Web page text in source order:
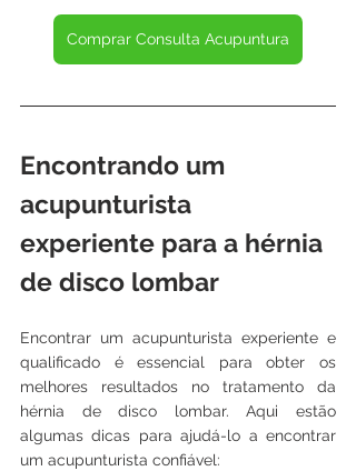
Comprar Consulta Acupuntura
Encontrando um
acupunturista
experiente para a hérnia
de disco lombar
Encontrar um acupunturista experiente e
qualificado é essencial para obter os
melhores resultados no tratamento da
hérnia de disco lombar. Aqui estão
algumas dicas para ajudá-lo a encontrar
um acupunturista confiável: